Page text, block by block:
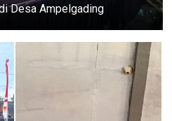
Desa Ampelgading